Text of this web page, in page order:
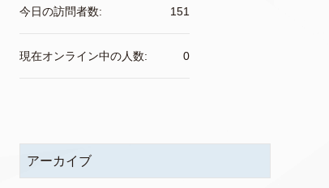
151
今日の訪問者数:
0
現在オンライン中の人数:
アーカイブ